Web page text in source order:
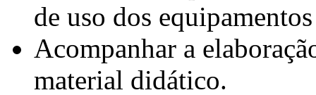
de uso dos
Acompanhar a
material didático.